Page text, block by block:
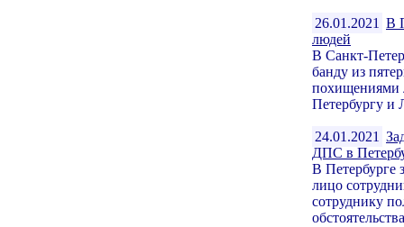
26.01.2021 В
людей
В Санкт-
банду из
похищениями
Петербургу и
24.01.2021
ДПС в
В Петербурге
лицо
сотруднику